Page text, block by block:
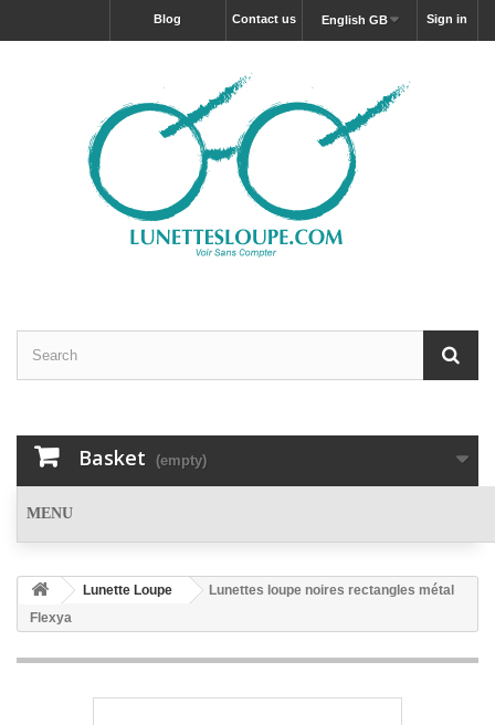
Sign in
English GB
Contact us
blog
Basket (empty)
MENU
Lunette Loupe
Lunettes loupe noires rectangles métal
Flexya